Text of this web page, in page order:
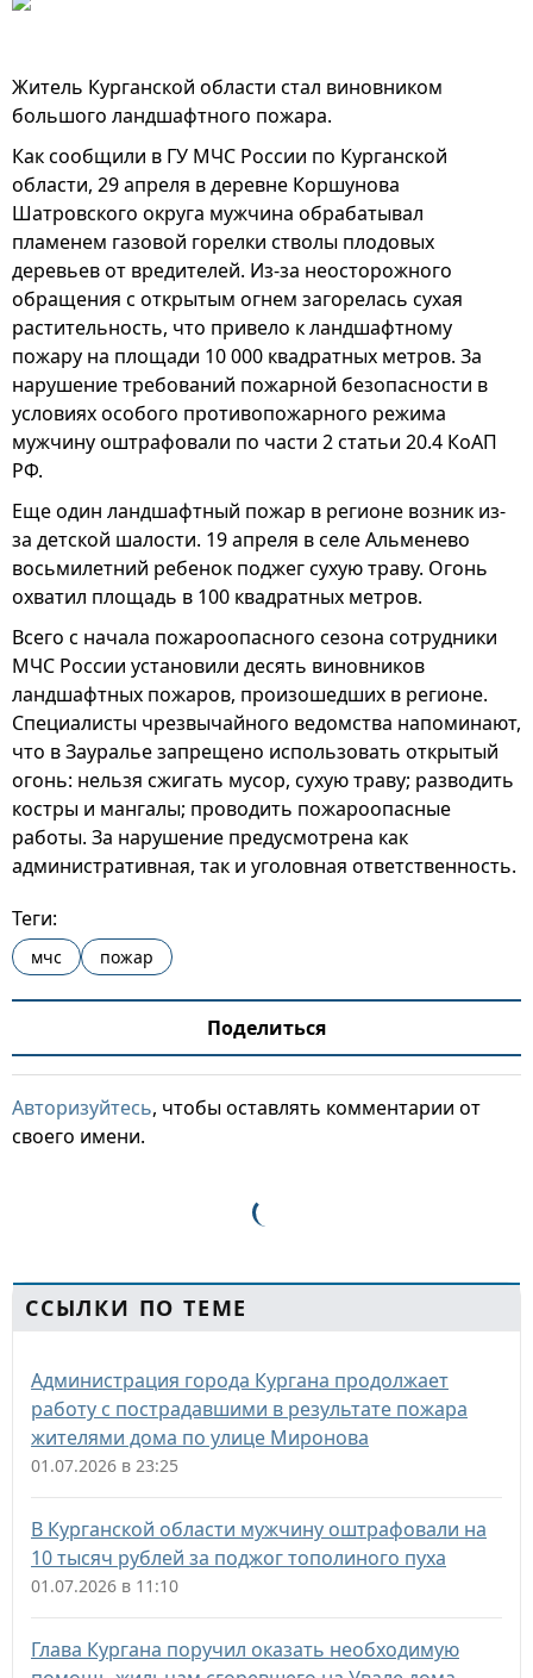
Житель Курганской области стал виновником
большого ландшафтного пожара.
Как сообщили в ГУ МЧС России по Курганской
области, 29 апреля в деревне Коршунова
Шатровского округа мужчина обрабатывал
пламенем газовой горелки стволы плодовых
деревьев от вредителей. Из-за неосторожного
обращения с открытым огнем загорелась сухая
растительность, что привело к ландшафтному
пожару на площади 10 000 квадратных метров. За
нарушение требований пожарной безопасности в
условиях особого противопожарного режима
мужчину оштрафовали по части 2 статьи 20.4 КоАП
РФ.
Еще один ландшафтный пожар в регионе возник из-
за детской шалости. 19 апреля в селе Альменево
восьмилетний ребенок поджег сухую траву. Огонь
охватил площадь в 100 квадратных метров.
Всего с начала пожароопасного сезона сотрудники
МЧС России установили десять виновников
ландшафтных пожаров, произошедших в регионе.
Специалисты чрезвычайного ведомства напоминают,
что в Зауралье запрещено использовать открытый
огонь: нельзя сжигать мусор, сухую траву; разводить
костры и мангалы; проводить пожароопасные
работы. За нарушение предусмотрена как
административная, так и уголовная ответственность.
Теги:
мчс пожар
Поделиться
Авторизуйтесь, чтобы оставлять комментарии от
своего имени.
ССЫЛКИ ПО ТЕМЕ
Администрация города Кургана продолжает
работу с пострадавшими в результате пожара
жителями дома по улице Миронова
01.07.2026 в 23:25
В Курганской области мужчину оштрафовали на
10 тысяч рублей за поджог тополиного пуха
01.07.2026 в 11:10
Глава Кургана поручил оказать необходимую